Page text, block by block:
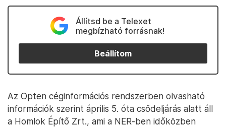
Állítsd be a Telexet
megbízható forrásnak!
Beállítom
Az Opten céginformációs rendszerben olvasható
információk szerint április 5. óta csődeljárás alatt áll
a Homlok Építő Zrt., ami a NER-ben időközben